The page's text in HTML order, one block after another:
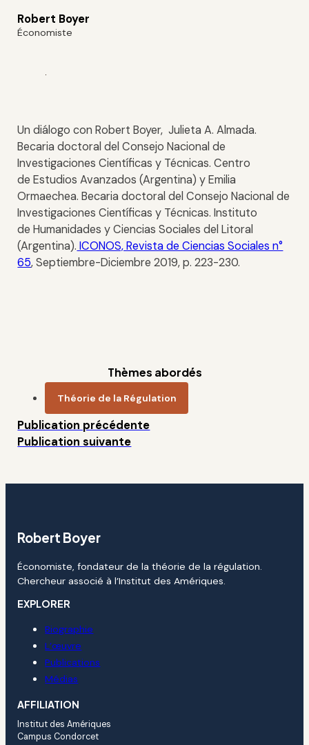
Robert Boyer
Économiste
Un diálogo con Robert Boyer, Julieta A. Almada.
Becaria doctoral del Consejo Nacional de
Investigaciones Científicas y Técnicas. Centro
de Estudios Avanzados (Argentina) y Emilia
Ormaechea. Becaria doctoral del Consejo Nacional de
Investigaciones Científicas y Técnicas. Instituto
de Humanidades y Ciencias Sociales del Litoral
(Argentina). ICONOS, Revista de Ciencias Sociales n°
65, Septiembre-Diciembre 2019, p. 223-230.
Thèmes abordés
Théorie de la Régulation
Publication précédente
Publication suivante
Robert Boyer
Économiste, fondateur de la théorie de la régulation.
Chercheur associé à l’Institut des Amériques.
EXPLORER
Biographie
L’œuvre
Publications
Médias
AFFILIATION
Institut des Amériques
Campus Condorcet